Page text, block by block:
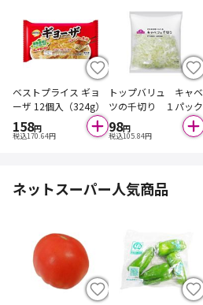
ベストプライス ギョ
ーザ 12個入（324g）
158円
税込170.64円
トップバリュ キャベ
ツの千切り １パック
98円
税込105.84円
ネットスーパー人気商品